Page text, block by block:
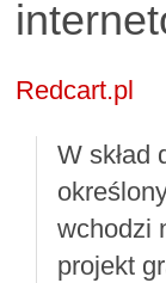
Redcart.pl
W skład
wchodzi
projekt